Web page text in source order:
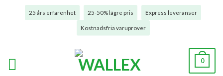
25 års erfarenhet 25-50% lägre pris Express leveranser
Kostnadsfria varuprover
0